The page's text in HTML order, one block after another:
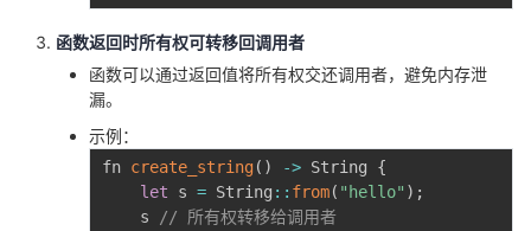
函数返回时所有权可转移回调用者
函数可以通过返回值将所有权交还调用者，避免内存泄
漏。
示例：
fn create_string( ) -> String {
let s = String : : from( "hello" ) ;
    s
// 所有权转移给调用者